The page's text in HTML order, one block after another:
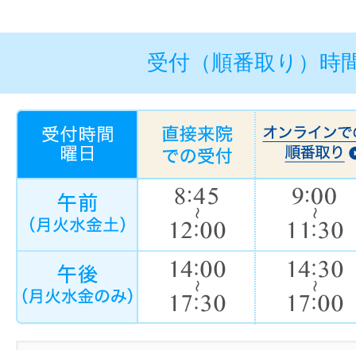
受付（順番取り）時